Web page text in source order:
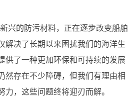
兴的防污材料，正在逐步改变船舶
解决了长期以来困扰我们的海洋生
供了一种更加环保和可持续的发展
然存在不少障碍，但我们有理由相
力，这些问题终将迎刃而解。